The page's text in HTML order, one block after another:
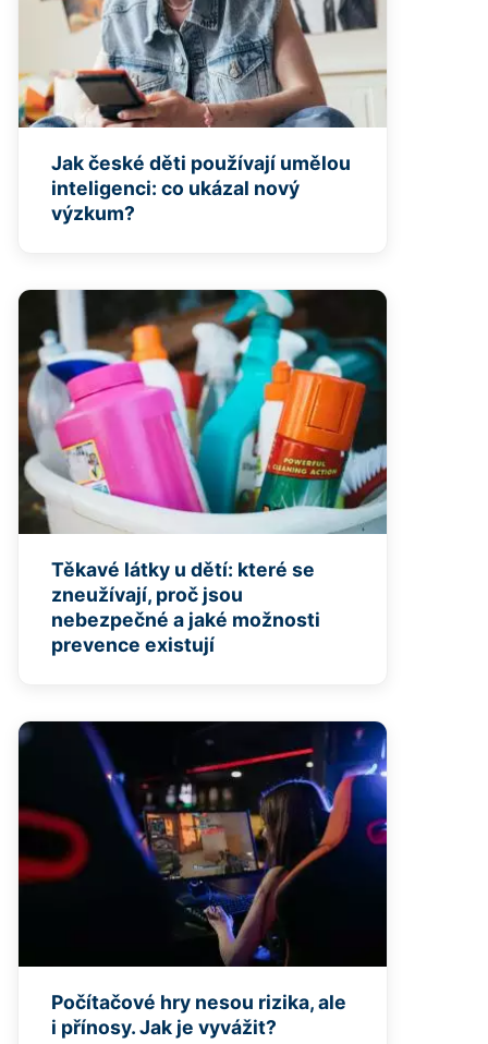
Jak české děti používají umělou
inteligenci: co ukázal nový
výzkum?
Těkavé látky u dětí: které se
zneužívají, proč jsou
nebezpečné a jaké možnosti
prevence existují
Počítačové hry nesou rizika, ale
i přínosy. Jak je vyvážit?